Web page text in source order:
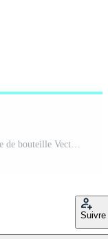
message dans une conception d'icône créative de bouteille Vecteur Pro
Suivre